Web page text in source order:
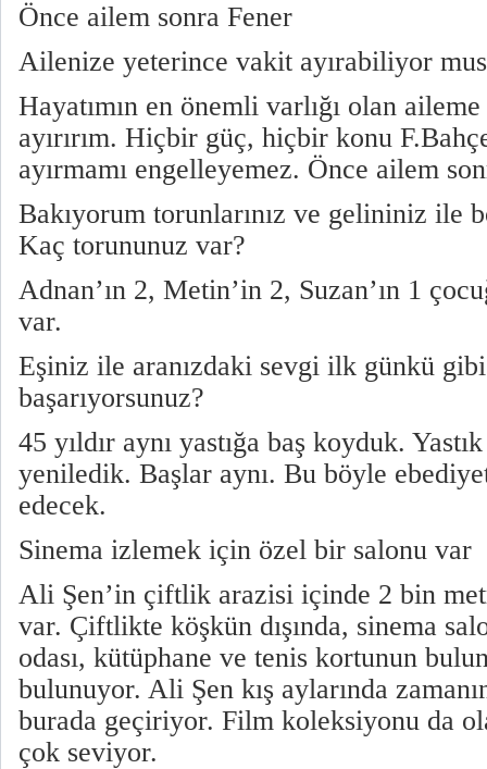
Önce ailem sonra Fener
Ailenize yeterince vakit ayırabiliyor
Hayatımın en önemli varlığı olan
ayırırım. Hiçbir güç, hiçbir konu
ayırmamı engelleyemez. Önce ailem
Bakıyorum torunlarınız ve gelininiz ile
Kaç torununuz var?
Adnan’ın 2, Metin’in 2, Suzan’ın 1
var.
Eşiniz ile aranızdaki sevgi ilk günkü
başarıyorsunuz?
45 yıldır aynı yastığa baş koyduk.
yeniledik. Başlar aynı. Bu böyle
edecek.
Sinema izlemek için özel bir salonu var
Ali Şen’in çiftlik arazisi içinde 2 bin
var. Çiftlikte köşkün dışında, sinema
odası, kütüphane ve tenis kortunun
bulunuyor. Ali Şen kış aylarında
burada geçiriyor. Film koleksiyonu da
çok seviyor.